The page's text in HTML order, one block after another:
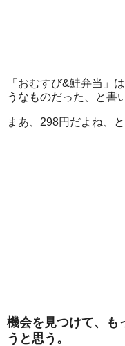
「おむすび&鮭弁当」
うなものだった、と書
まあ、298円だよね、
機会を見つけて、も
うと思う。